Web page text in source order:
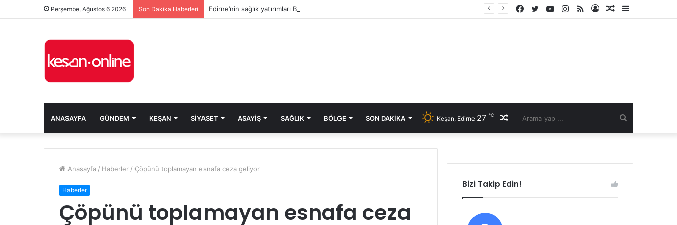
Perşembe, Ağustos 6 2026 Son Dakika Haberleri Edirne’nin sağlık yatırımları Bakanlık gündeminde: Aksal’dan Keşan için iki önemli talep
Kenar
Rastgele
Kayıt
RSS
Instagram
YouTube
Twitter
Facebook
ANASAYFA GÜNDEM KEŞAN SIYASET ASAYIŞ SAĞLIK BÖLGE SON DAKIKA Rastgele
Keşan, Edirne 27 ℃
Anasayfa / Haberler / Çöpünü toplamayan esnafa ceza geliyor
Haberler
Çöpünü toplamayan esnafa ceza
Bizi Takip Edin!